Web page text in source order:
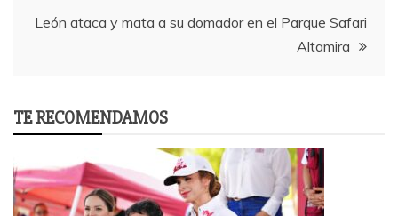
León ataca y mata a su domador en el Parque Safari
Altamira
TE RECOMENDAMOS